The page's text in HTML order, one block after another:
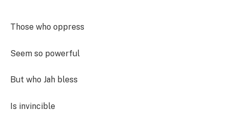
Those who oppress
Seem so powerful
But who Jah bless
Is invincible